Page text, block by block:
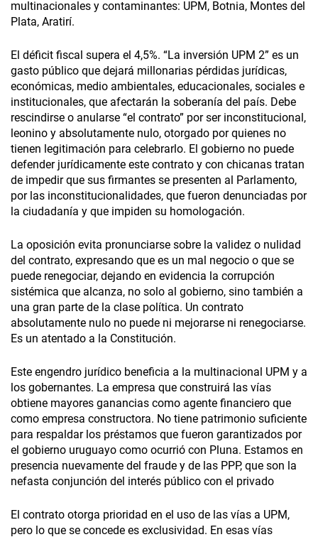
multinacionales y contaminantes: UPM, Botnia, Montes del
Plata, Aratirí.
El déficit fiscal supera el 4,5%. “La inversión UPM 2” es un
gasto público que dejará millonarias pérdidas jurídicas,
económicas, medio ambientales, educacionales, sociales e
institucionales, que afectarán la soberanía del país. Debe
rescindirse o anularse “el contrato” por ser inconstitucional,
leonino y absolutamente nulo, otorgado por quienes no
tienen legitimación para celebrarlo. El gobierno no puede
defender jurídicamente este contrato y con chicanas tratan
de impedir que sus firmantes se presenten al Parlamento,
por las inconstitucionalidades, que fueron denunciadas por
la ciudadanía y que impiden su homologación.
La oposición evita pronunciarse sobre la validez o nulidad
del contrato, expresando que es un mal negocio o que se
puede renegociar, dejando en evidencia la corrupción
sistémica que alcanza, no solo al gobierno, sino también a
una gran parte de la clase política. Un contrato
absolutamente nulo no puede ni mejorarse ni renegociarse.
Es un atentado a la Constitución.
Este engendro jurídico beneficia a la multinacional UPM y a
los gobernantes. La empresa que construirá las vías
obtiene mayores ganancias como agente financiero que
como empresa constructora. No tiene patrimonio suficiente
para respaldar los préstamos que fueron garantizados por
el gobierno uruguayo como ocurrió con Pluna. Estamos en
presencia nuevamente del fraude y de las PPP, que son la
nefasta conjunción del interés público con el privado
El contrato otorga prioridad en el uso de las vías a UPM,
pero lo que se concede es exclusividad. En esas vías